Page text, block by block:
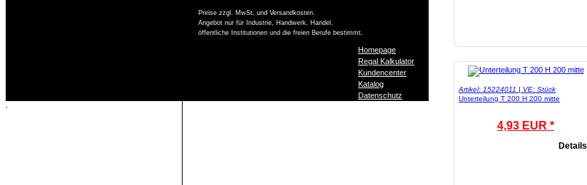
Artikel: 15224011 | VE: Stück
Unterteilung T 200 H 200 mitte
4,93 EUR *
Details
Preise zzgl. MwSt. und Versandkosten.
Angebot nur für Industrie, Handwerk, Handel,
öffentliche Institutionen und die freien Berufe bestimmt.
Homepage
Regal Kalkulator
Kundencenter
Katalog
Datenschutz